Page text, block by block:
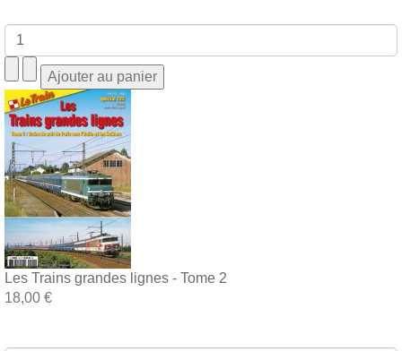
Les Trains grandes lignes - Tome 2
18,00 €